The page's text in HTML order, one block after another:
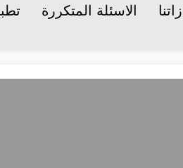
الاسئلة المتكررة